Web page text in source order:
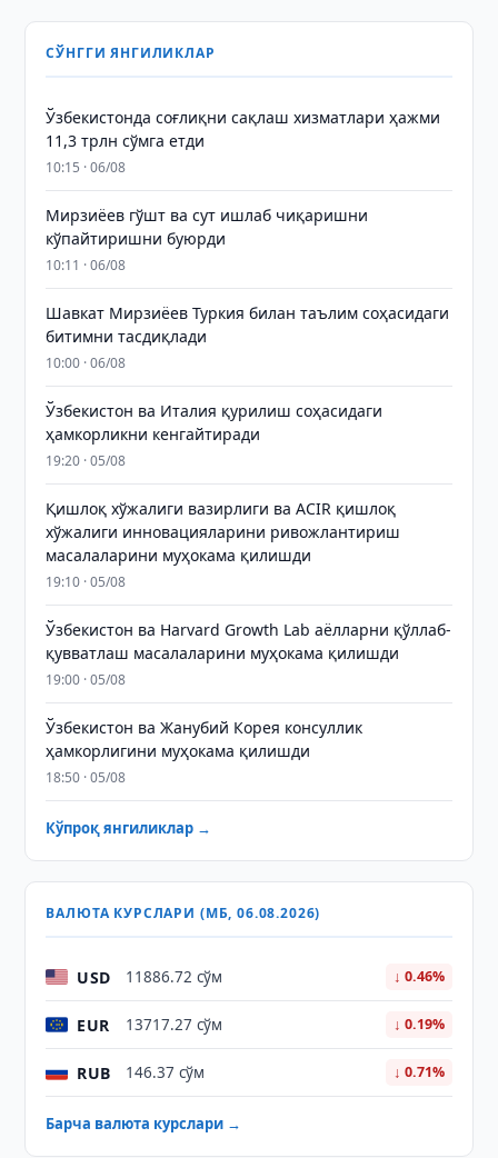
СЎНГГИ ЯНГИЛИКЛАР
Ўзбекистонда соғлиқни сақлаш хизматлари ҳажми
11,3 трлн сўмга етди
10:15 · 06/08
Мирзиёев гўшт ва сут ишлаб чиқаришни
кўпайтиришни буюрди
10:11 · 06/08
Шавкат Мирзиёев Туркия билан таълим соҳасидаги
битимни тасдиқлади
10:00 · 06/08
Ўзбекистон ва Италия қурилиш соҳасидаги
ҳамкорликни кенгайтиради
19:20 · 05/08
Қишлоқ хўжалиги вазирлиги ва ACIR қишлоқ
хўжалиги инновацияларини ривожлантириш
масалаларини муҳокама қилишди
19:10 · 05/08
Ўзбекистон ва Harvard Growth Lab аёлларни қўллаб-
қувватлаш масалаларини муҳокама қилишди
19:00 · 05/08
Ўзбекистон ва Жанубий Корея консуллик
ҳамкорлигини муҳокама қилишди
18:50 · 05/08
Кўпроқ янгиликлар →
ВАЛЮТА КУРСЛАРИ (МБ, 06.08.2026)
USD 11886.72 сўм ↓ 0.46%
EUR 13717.27 сўм ↓ 0.19%
RUB 146.37 сўм ↓ 0.71%
Барча валюта курслари →